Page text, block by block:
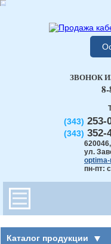
(343) 253-
(343) 352-
620046,
ул.
пн-пт:
ЗВОНОК
Каталог продукции